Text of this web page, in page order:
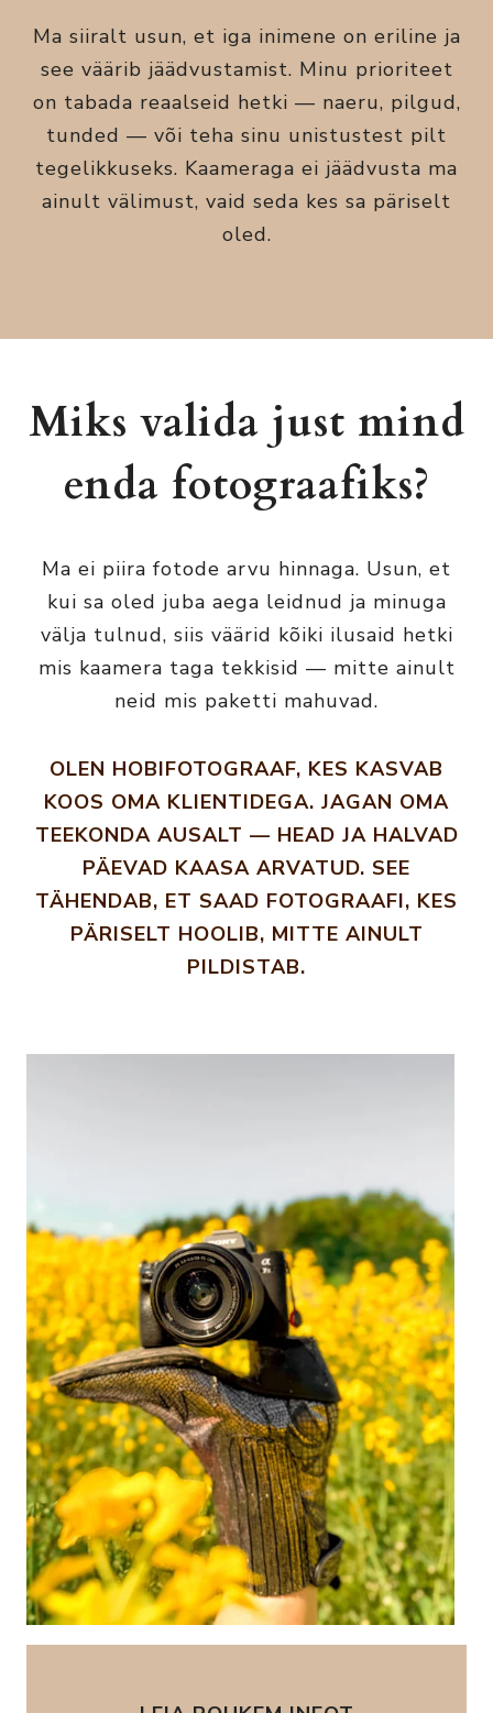
Ma siiralt usun, et iga inimene on eriline ja
see väärib jäädvustamist. Minu prioriteet
on tabada reaalseid hetki — naeru, pilgud,
tunded — või teha sinu unistustest pilt
tegelikkuseks. Kaameraga ei jäädvusta ma
ainult välimust, vaid seda kes sa päriselt
oled.
Miks valida just mind
enda fotograafiks?
Ma ei piira fotode arvu hinnaga. Usun, et
kui sa oled juba aega leidnud ja minuga
välja tulnud, siis väärid kõiki ilusaid hetki
mis kaamera taga tekkisid — mitte ainult
neid mis paketti mahuvad.
OLEN HOBIFOTOGRAAF, KES KASVAB
KOOS OMA KLIENTIDEGA. JAGAN OMA
TEEKONDA AUSALT — HEAD JA HALVAD
PÄEVAD KAASA ARVATUD. SEE
TÄHENDAB, ET SAAD FOTOGRAAFI, KES
PÄRISELT HOOLIB, MITTE AINULT
PILDISTAB.